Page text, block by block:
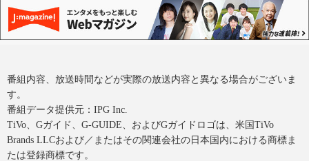
番組内容、放送時間などが実際の放送内容と異なる場合がございま
す。
番組データ提供元：IPG Inc.
TiVo、Gガイド、G-GUIDE、およびGガイドロゴは、米国TiVo
Brands LLCおよび／またはその関連会社の日本国内における商標ま
たは登録商標です。